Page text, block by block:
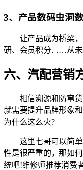
3、产品数码虫洞
让产品成为桥梁，
研、会员积分……从未
六、汽配营销
相信溯源和防窜货
就需要提升品牌形象
为什么这么火?
这里七哥可以简单
性是很严重的，那如
统吧!维修师推荐消费